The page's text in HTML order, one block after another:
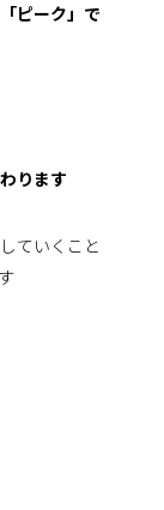
ピーク」で
ります
ていくこと